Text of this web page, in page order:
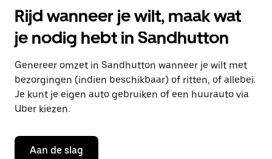
Rijd wanneer je wilt, maak wat
je nodig hebt in Sandhutton
Genereer omzet in Sandhutton wanneer je wilt met
bezorgingen (indien beschikbaar) of ritten, of allebei.
Je kunt je eigen auto gebruiken of een huurauto via
Uber kiezen.
Aan de slag